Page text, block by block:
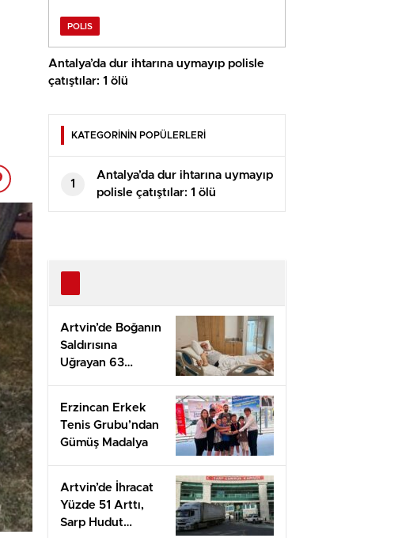
POLIS
Antalya’da dur ihtarına uymayıp polisle
çatıştılar: 1 ölü
KATEGORİNİN POPÜLERLERİ
1
Antalya’da dur ihtarına uymayıp
polisle çatıştılar: 1 ölü
Artvin’de Boğanın
Saldırısına
Uğrayan 63
Erzincan Erkek
Tenis Grubu’ndan
Gümüş Madalya
Artvin’de İhracat
Yüzde 51 Arttı,
Sarp Hudut